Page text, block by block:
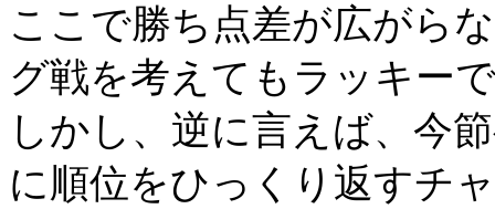
ここで勝ち点差が広がら
グ戦を考えてもラッキー
しかし、逆に言えば、今
に順位をひっくり返すチ